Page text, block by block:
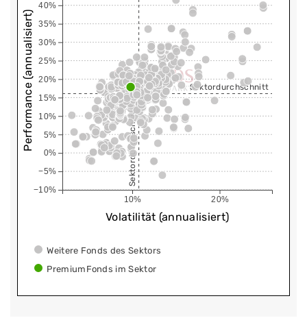
10% 20%
−10%
−5%
0%
5%
10%
15%
20%
25%
30%
35%
40%
Sektordurchschnitt
Sektordurchschnitt
Volatilität (annualisiert)
Performance (annualisiert)
Weitere Fonds des Sektors
PremiumFonds im Sektor